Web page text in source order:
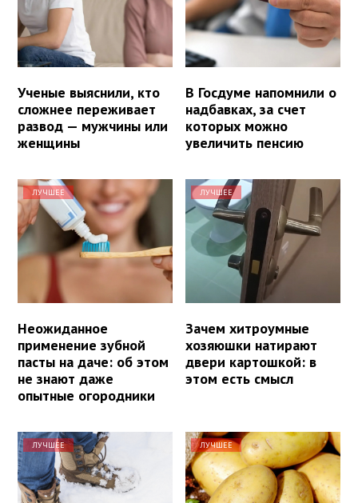
Ученые выяснили, кто
сложнее переживает
развод — мужчины или
женщины
В Госдуме напомнили о
надбавках, за счет
которых можно
увеличить пенсию
ЛУЧШЕЕ
Неожиданное
применение зубной
пасты на даче: об этом
не знают даже
опытные огородники
ЛУЧШЕЕ
Зачем хитроумные
хозяюшки натирают
двери картошкой: в
этом есть смысл
ЛУЧШЕЕ ЛУЧШЕЕ